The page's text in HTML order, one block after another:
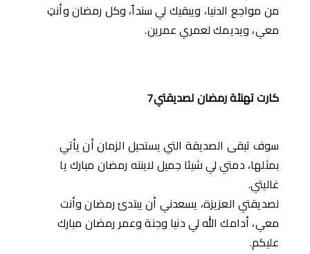
من مواجع الدنيا، ويبقيك لي سنداً، وكل رمضان وأنتِ
معي، ويديمك لعمري عمرين.
كارت تهنئة رمضان لصديقتي7
سوف تبقى الصديقة التي يستحيل الزمان أن يأتي
بمثلها، دمتي لي شيئا جميل لاينته رمضان مبارك يا
غاليتي.
لصديقتي العزيزة، يسعدني أن يبتدئ رمضان وأنت
معي، أدامك الله لي دنيا وجنة وعمر رمضان مبارك
عليكم.